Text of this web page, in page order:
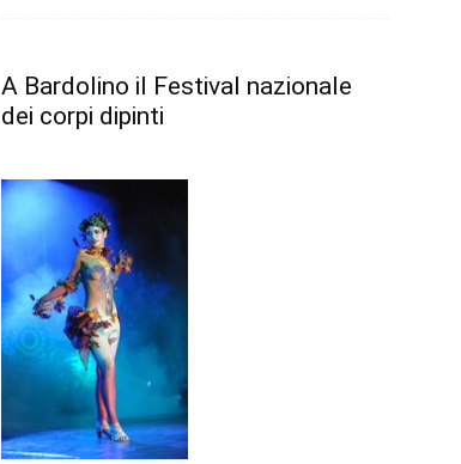
A Bardolino il Festival nazionale
dei corpi dipinti